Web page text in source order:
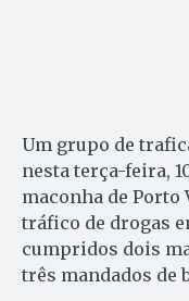
Um grupo de
nesta terça-feira,
maconha de Porto
tráfico de drogas
cumpridos dois
três mandados de